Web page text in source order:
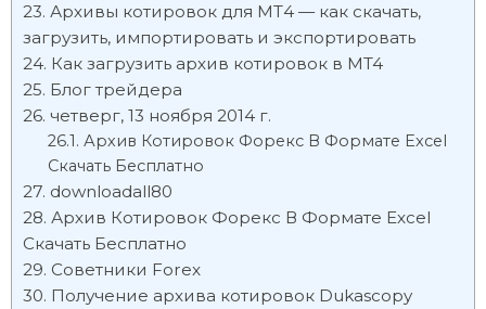
Архивы котировок для МТ4 — как скачать,
загрузить, импортировать и экспортировать
Как загрузить архив котировок в MT4
Блог трейдера
четверг, 13 ноября 2014 г.
Архив Котировок Форекс В Формате Excel
Скачать Бесплатно
downloadall80
Архив Котировок Форекс В Формате Excel
Скачать Бесплатно
Советники Forex
Получение архива котировок Dukascopy